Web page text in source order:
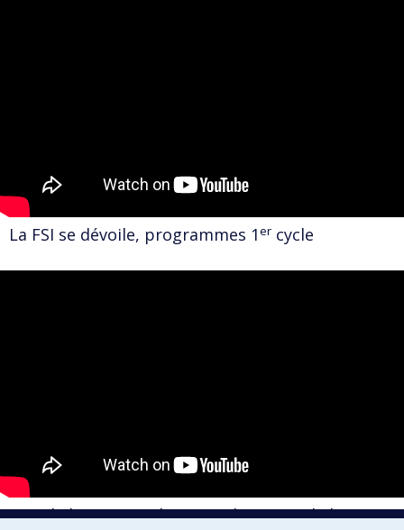
La FSI se dévoile, programmes 1er cycle
Mot de bienvenue des vices doyennes de la FSI